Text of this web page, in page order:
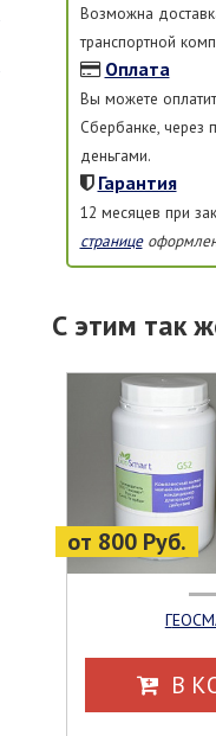
Возможна
транспортной
Оплата
Вы можете
Сбербанке, через
деньгами.
Гарантия
12 месяцев при
странице
С этим так
от 800 Руб.
В